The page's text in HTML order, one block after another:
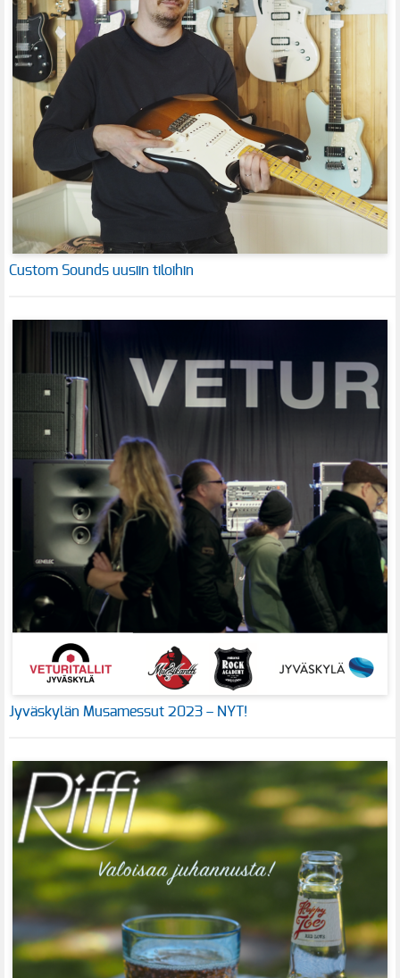
Custom Sounds uusiin tiloihin
Jyväskylän Musamessut 2023 – NYT!